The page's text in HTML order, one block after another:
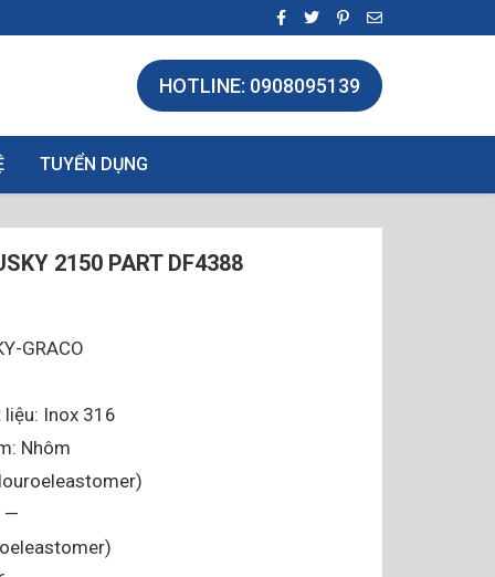
HOTLINE: 0908095139
TUYỂN DỤNG
2150 PART DF4388
GRACO
liệu: Inox 316
Nhôm
—